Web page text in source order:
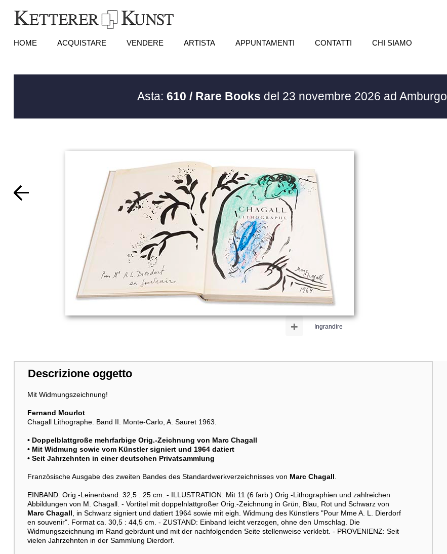
HOME ACQUISTARE VENDERE ARTISTA APPUNTAMENTI CONTATTI CHI SIAMO
Asta: 610 / Rare Books del 23 novembre 2026 ad Amburgo
Ingrandire
+
Descrizione oggetto
Mit Widmungszeichnung!
Fernand Mourlot
Chagall Lithographe. Band II. Monte-Carlo, A. Sauret 1963.
• Doppelblattgroße mehrfarbige Orig.-Zeichnung von Marc Chagall
• Mit Widmung sowie vom Künstler signiert und 1964 datiert
• Seit Jahrzehnten in einer deutschen Privatsammlung
Französische Ausgabe des zweiten Bandes des Standardwerkverzeichnisses von Marc Chagall.
EINBAND: Orig.-Leinenband. 32,5 : 25 cm. - ILLUSTRATION: Mit 11 (6 farb.) Orig.-Lithographien und zahlreichen
Abbildungen von M. Chagall. - Vortitel mit doppelnlattgroßer Orig.-Zeichnung in Grün, Blau, Rot und Schwarz von
Marc Chagall, in Schwarz signiert und datiert 1964 sowie mit eigh. Widmung des Künstlers "Pour Mme A. L. Dierdorf
en souvenir". Format ca. 30,5 : 44,5 cm. - ZUSTAND: Einband leicht verzogen, ohne den Umschlag. Die
Widmungszeichnung im Rand gebräunt und mit der nachfolgenden Seite stellenweise verklebt. - PROVENIENZ: Seit
vielen Jahrzehnten in der Sammlung Dierdorf.